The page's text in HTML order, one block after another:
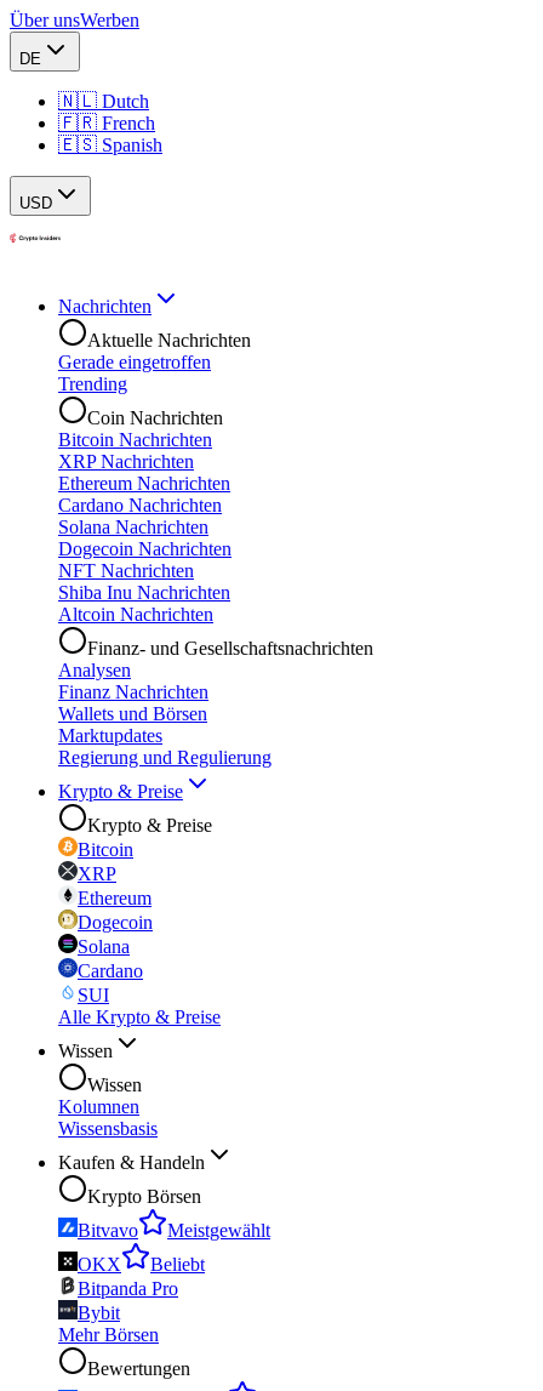
Über unsWerben
DE
🇳🇱 Dutch
🇫🇷 French
🇪🇸 Spanish
USD
Nachrichten
Aktuelle Nachrichten
Gerade eingetroffen
Trending
Coin Nachrichten
Bitcoin Nachrichten
XRP Nachrichten
Ethereum Nachrichten
Cardano Nachrichten
Solana Nachrichten
Dogecoin Nachrichten
NFT Nachrichten
Shiba Inu Nachrichten
Altcoin Nachrichten
Finanz- und Gesellschaftsnachrichten
Analysen
Finanz Nachrichten
Wallets und Börsen
Marktupdates
Regierung und Regulierung
Krypto & Preise
Krypto & Preise
Bitcoin
XRP
Ethereum
Dogecoin
Solana
Cardano
SUI
Alle Krypto & Preise
Wissen
Wissen
Kolumnen
Wissensbasis
Kaufen & Handeln
Krypto Börsen
Bitvavo
Meistgewählt
OKX
Beliebt
Bitpanda Pro
Bybit
Mehr Börsen
Bewertungen